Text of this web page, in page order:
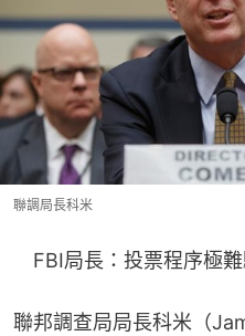
聯調局長科米
FBI局長：投票程序極難
聯邦調查局局長科米（